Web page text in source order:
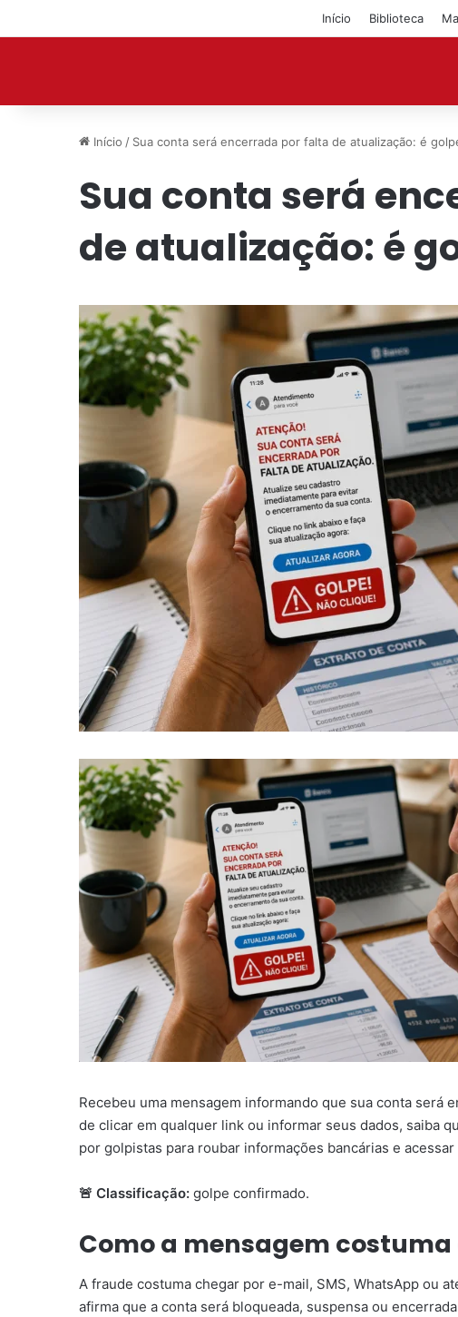
Início Biblioteca
Início / Sua conta será encerrada por falta de atualização: é
Sua conta será
de atualização: é
Recebeu uma mensagem informando que sua conta será
de clicar em qualquer link ou informar seus dados, saiba
por golpistas para roubar informações bancárias e
🚨 Classificação: golpe confirmado.
Como a mensagem
A fraude costuma chegar por e-mail, SMS, WhatsApp ou
afirma que a conta será bloqueada, suspensa ou